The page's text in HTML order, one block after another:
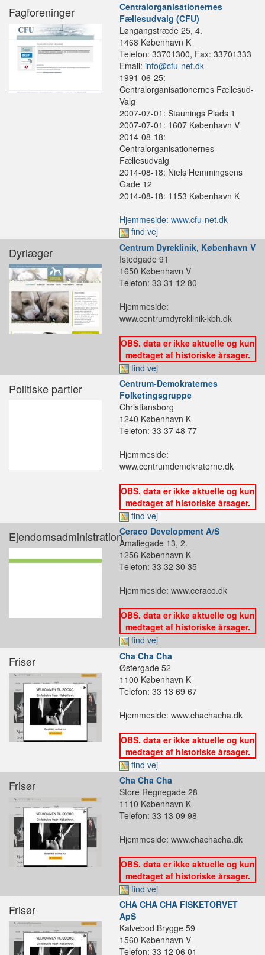
Fagforeninger
Centralorganisationernes
Fællesudvalg (CFU)
Løngangstræde 25, 4.
1468 København K
Telefon: 33701300, Fax: 33701333
Email: info@cfu-net.dk
1991-06-25:
Centralorganisationernes Fællesud-
Valg
2007-07-01: Staunings Plads 1
2007-07-01: 1607 København V
2014-08-18:
Centralorganisationernes
Fællesudvalg
2014-08-18: Niels Hemmingsens
Gade 12
2014-08-18: 1153 København K
Hjemmeside: www.cfu-net.dk
find vej
Dyrlæger
Centrum Dyreklinik, København V
Istedgade 91
1650 København V
Telefon: 33 31 12 80
Hjemmeside:
www.centrumdyreklinik-kbh.dk
OBS. data er ikke aktuelle og kun
medtaget af historiske årsager.
find vej
Politiske partier
Centrum-Demokraternes
Folketingsgruppe
Christiansborg
1240 København K
Telefon: 33 37 48 77
Hjemmeside:
www.centrumdemokraterne.dk
OBS. data er ikke aktuelle og kun
medtaget af historiske årsager.
find vej
EjendomsadministrationCeraco Development A/S
Amaliegade 13, 2.
1256 København K
Telefon: 33 32 30 35
Hjemmeside: www.ceraco.dk
OBS. data er ikke aktuelle og kun
medtaget af historiske årsager.
find vej
Frisør
Cha Cha Cha
Østergade 52
1100 København K
Telefon: 33 13 69 67
Hjemmeside: www.chachacha.dk
OBS. data er ikke aktuelle og kun
medtaget af historiske årsager.
find vej
Frisør
Cha Cha Cha
Store Regnegade 28
1110 København K
Telefon: 33 13 09 98
Hjemmeside: www.chachacha.dk
OBS. data er ikke aktuelle og kun
medtaget af historiske årsager.
find vej
Frisør
CHA CHA CHA FISKETORVET
ApS
Kalvebod Brygge 59
1560 København V
Telefon: 33 12 06 01